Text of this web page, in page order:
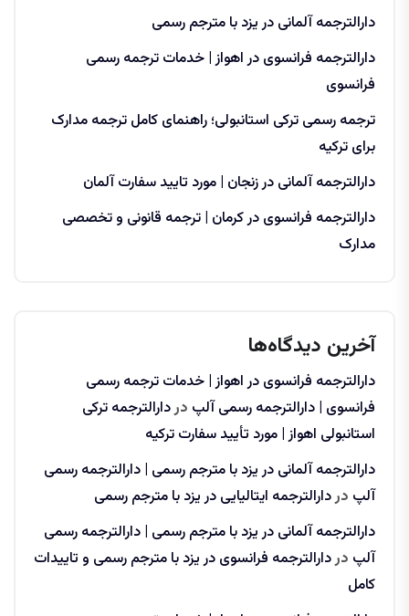
دارالترجمه آلمانی در یزد با مترجم رسمی
دارالترجمه فرانسوی در اهواز | خدمات ترجمه رسمی
فرانسوی
ترجمه رسمی ترکی استانبولی؛ راهنمای کامل ترجمه مدارک
برای ترکیه
دارالترجمه آلمانی در زنجان | مورد تایید سفارت آلمان
دارالترجمه فرانسوی در کرمان | ترجمه قانونی و تخصصی
مدارک
آخرین دیدگاه‌ها
دارالترجمه فرانسوی در اهواز | خدمات ترجمه رسمی
فرانسوی | دارالترجمه رسمی آلپ دردارالترجمه ترکی
استانبولی اهواز | مورد تأیید سفارت ترکیه
دارالترجمه آلمانی در یزد با مترجم رسمی | دارالترجمه رسمی
آلپ دردارالترجمه ایتالیایی در یزد با مترجم رسمی
دارالترجمه آلمانی در یزد با مترجم رسمی | دارالترجمه رسمی
آلپ دردارالترجمه فرانسوی در یزد با مترجم رسمی و تاییدات
کامل